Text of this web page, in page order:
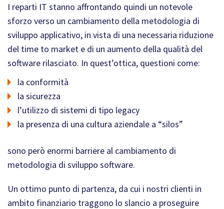
I reparti IT stanno affrontando quindi un notevole
sforzo verso un cambiamento della metodologia di
sviluppo applicativo, in vista di una necessaria riduzione
del time to market e di un aumento della qualità del
software rilasciato. In quest’ottica, questioni come:
la conformità
la sicurezza
l’utilizzo di sistemi di tipo legacy
la presenza di una cultura aziendale a “silos”
sono però enormi barriere al cambiamento di
metodologia di sviluppo software.
Un ottimo punto di partenza, da cui i nostri clienti in
ambito finanziario traggono lo slancio a proseguire